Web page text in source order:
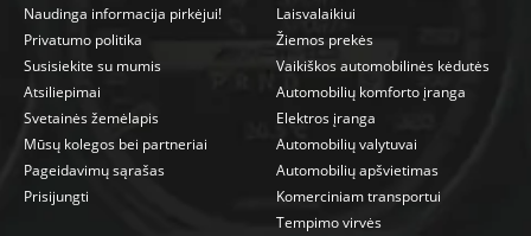
Naudinga informacija pirkėjui!
Privatumo politika
Susisiekite su mumis
Atsiliepimai
Svetainės žemėlapis
Mūsų kolegos bei partneriai
Pageidavimų sąrašas
Prisijungti
Laisvalaikiui
Žiemos prekės
Vaikiškos automobilinės kėdutės
Automobilių komforto įranga
Elektros įranga
Automobilių valytuvai
Automobilių apšvietimas
Komerciniam transportui
Tempimo virvės